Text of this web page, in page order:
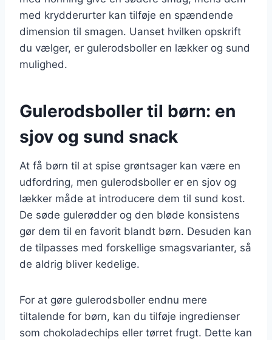
med krydderurter kan tilføje en spændende
dimension til smagen. Uanset hvilken opskrift
du vælger, er gulerodsboller en lækker og sund
mulighed.
Gulerodsboller til børn: en
sjov og sund snack
At få børn til at spise grøntsager kan være en
udfordring, men gulerodsboller er en sjov og
lækker måde at introducere dem til sund kost.
De søde gulerødder og den bløde konsistens
gør dem til en favorit blandt børn. Desuden kan
de tilpasses med forskellige smagsvarianter, så
de aldrig bliver kedelige.
For at gøre gulerodsboller endnu mere
tiltalende for børn, kan du tilføje ingredienser
som chokoladechips eller tørret frugt. Dette kan